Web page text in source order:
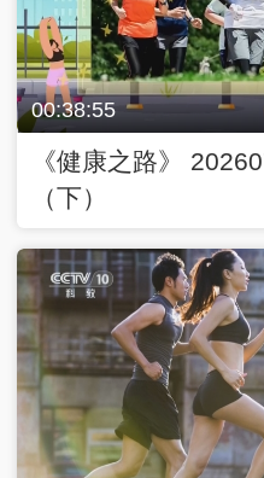
00:38:55
《健康之路》
（下）